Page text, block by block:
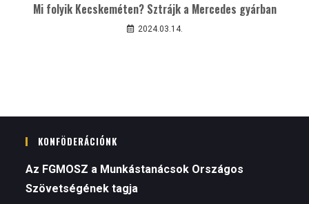
Mi folyik Kecskeméten? Sztrájk a Mercedes gyárban
2024.03.14.
KONFÖDERÁCIÓNK
Az FGMOSZ a Munkástanácsok Országos
Szövetségének tagja